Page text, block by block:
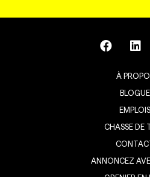
À
BLOGUE
EMPLOIS
CHASSE DE
ANNONCEZ